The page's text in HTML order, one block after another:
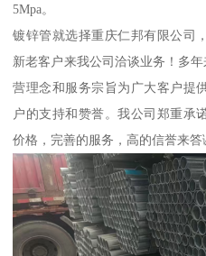
5Mpa。
镀锌管就选择重庆仁邦有限公司
新老客户来我公司洽谈业务！多
营理念和服务宗旨为广大客户提
户的支持和赞誉。我公司郑重承
价格，完善的服务，高的信誉来答